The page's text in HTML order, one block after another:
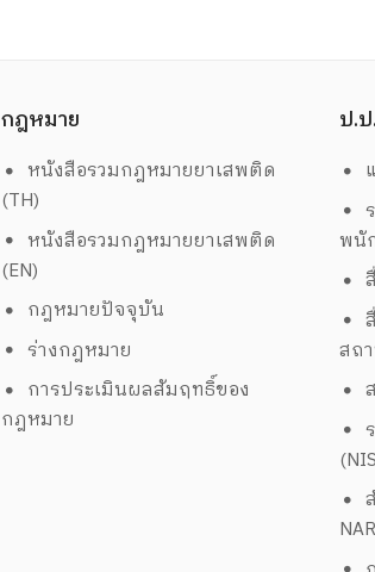
กฎหมาย
หนังสือรวมกฎหมายยาเสพติด
(TH)
หนังสือรวมกฎหมายยาเสพติด
(EN)
กฎหมายปัจจุบัน
ร่างกฎหมาย
การประเมินผลสัมฤทธิ์ของ
กฎหมาย
ป.
พนั
สถ